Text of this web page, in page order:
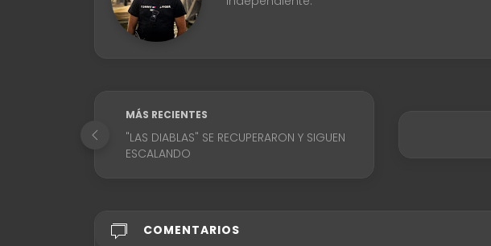
MÁS RECIENTES
"LAS DIABLAS" SE RECUPERARON Y SIGUEN
ESCALANDO
COMENTARIOS